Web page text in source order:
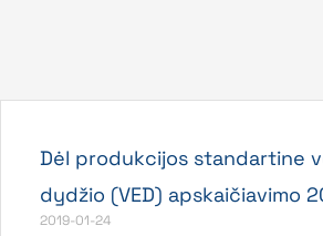
Dėl produkcijos standartine
dydžio (VED) apskaičiavimo
2019-01-24